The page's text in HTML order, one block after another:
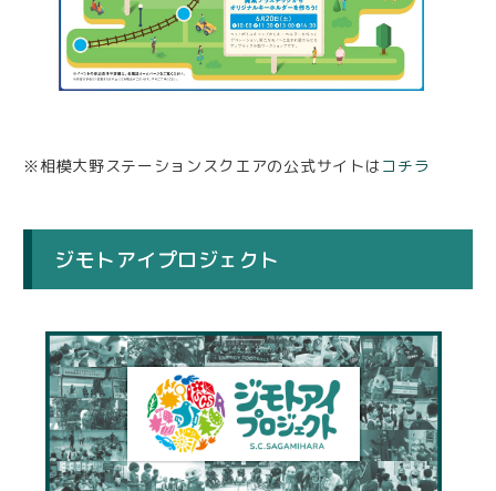
※相模大野ステーションスクエアの公式サイトはコチラ
ジモトアイプロジェクト